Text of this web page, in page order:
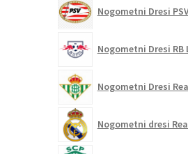
Nogometni Dresi
Nogometni Dresi RB
Nogometni Dresi
Nogometni dresi